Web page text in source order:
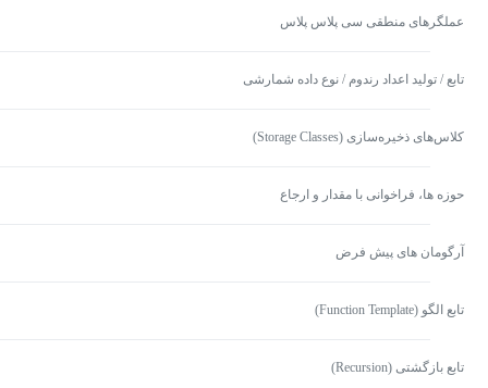
عملگرهای منطقی سی پلاس پلاس
تابع / تولید اعداد رندوم / نوع داده شمارشی
کلاس‌های ذخیره‌سازی (Storage Classes)
حوزه ها، فراخوانی با مقدار و ارجاع
آرگومان های پیش فرض
تابع الگو (Function Template)
تابع بازگشتی (Recursion)